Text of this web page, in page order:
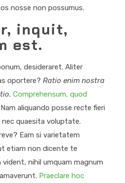
nosse non possumus.
inquit,
est.
desideraret. Aliter
oportere? Ratio enim nostra
Comprehensum, quod
Nam aliquando posse recte fieri
quaesita voluptate.
Eam si varietatem
etiam non dicente te
vident, nihil umquam magnum
Praeclare hoc